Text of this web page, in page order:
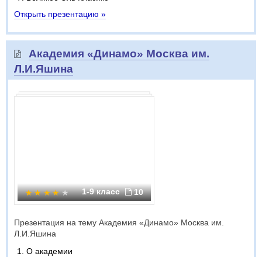
Открыть презентацию »
Академия «Динамо» Москва им.
Л.И.Яшина
1-9 класс 10
Презентация на тему Академия «Динамо» Москва им.
Л.И.Яшина
О академии